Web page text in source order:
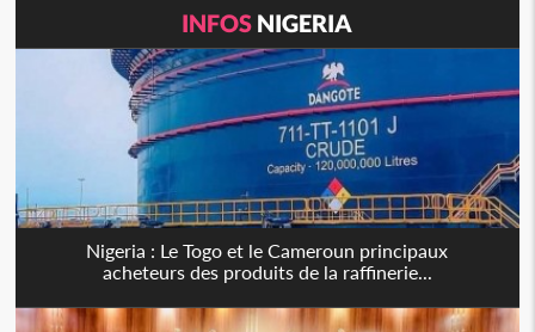
INFOS NIGERIA
Nigeria : Le Togo et le Cameroun principaux
acheteurs des produits de la raffinerie...